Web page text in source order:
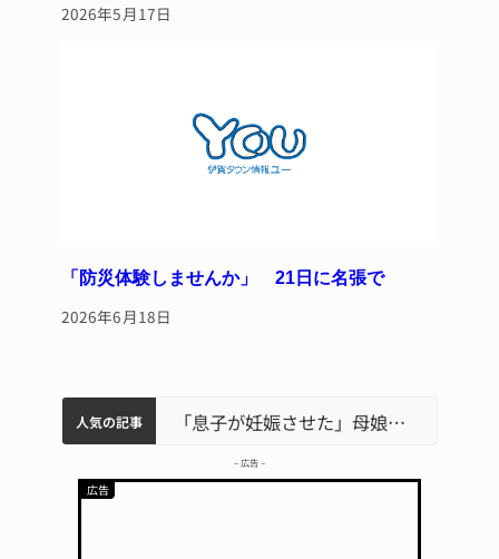
2026年5月17日
「防災体験しませんか」 21日に名張で
2026年6月18日
人気の記事
名張市水道料金47％値上げへ 答申案、審議会で大筋まとまる
中学校の陶壁モニュメント 地元建設会社がボランティアで清掃 伊賀名張市立病院のDMAT、熊本地震の被災地へ 能登以来3回目の派遣
– 広告 –